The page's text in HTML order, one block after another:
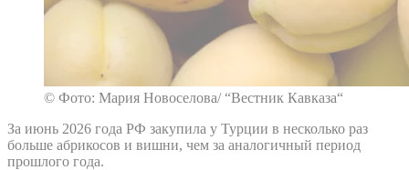
© Фото: Мария Новоселова/ “Вестник Кавказа“
За июнь 2026 года РФ закупила у Турции в несколько раз
больше абрикосов и вишни, чем за аналогичный период
прошлого года.